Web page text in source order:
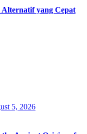
yang Cepat
5, 2026